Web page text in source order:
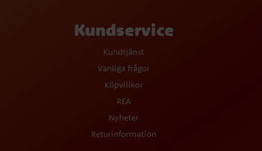
Kundservice
Kundtjänst
Vanliga frågor
Köpvillkor
REA
Nyheter
Returinformation